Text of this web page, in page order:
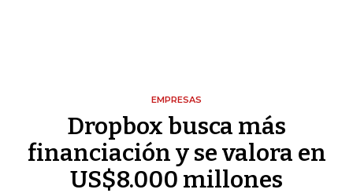
EMPRESAS
Dropbox busca más
financiación y se valora en
US$8.000 millones